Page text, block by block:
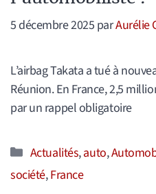
5 décembre 2025 parAurélie
L’airbag Takata a tué à
Réunion. En France, 2,5
par un rappel obligatoire
Catégories
Actualités,auto,
société,France